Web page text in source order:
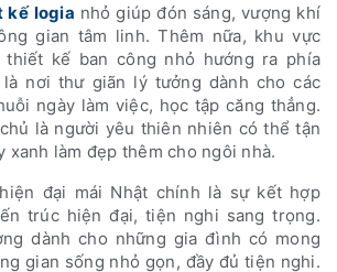
kế logia nhỏ giúp đón sáng, vượng khí
gian tâm linh. Thêm nữa, khu vực
kế ban công nhỏ hướng ra phía
nơi thư giãn lý tưởng dành cho các
ngày làm việc, học tập căng thẳng.
là người yêu thiên nhiên có thể tận
xanh làm đẹp thêm cho ngôi nhà.
đại mái Nhật chính là sự kết hợp
trúc hiện đại, tiện nghi sang trọng.
dành cho những gia đình có mong
gian sống nhỏ gọn, đầy đủ tiện nghi.